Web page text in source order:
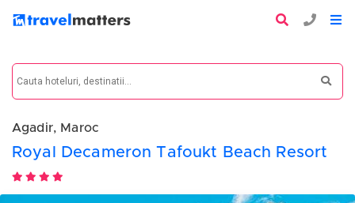
Agadir, Maroc
Royal Decameron Tafoukt Beach Resort